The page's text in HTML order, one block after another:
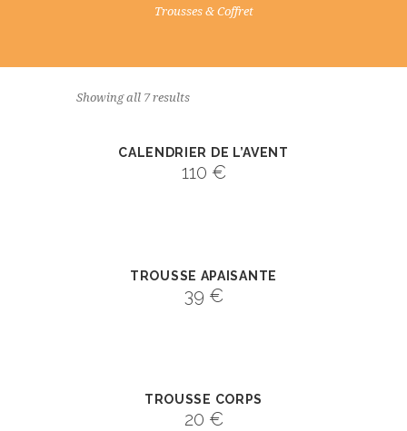
Trousses & Coffret
Showing all 7 results
CALENDRIER DE L’AVENT
110 €
TROUSSE APAISANTE
39 €
TROUSSE CORPS
20 €